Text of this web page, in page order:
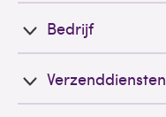
Bedrijf
Verzenddiensten